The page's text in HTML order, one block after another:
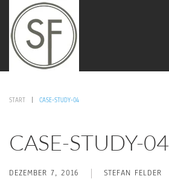
START CASE-STUDY-04
CASE-STUDY-04
DEZEMBER 7, 2016 STEFAN FELDER